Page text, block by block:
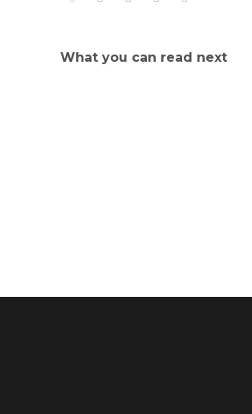
What you can read next